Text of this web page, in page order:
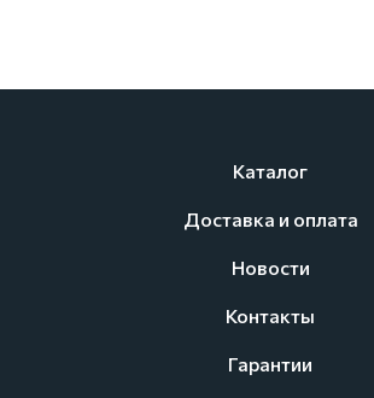
Каталог
Доставка и оплата
Новости
Контакты
Гарантии